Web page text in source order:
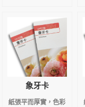
象牙卡
紙張平而厚實，色彩